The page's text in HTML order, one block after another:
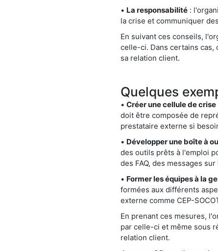
• La responsabilité:
la crise et communiquer
En suivant ces conseils,
celle-ci. Dans certains
sa relation client.
Quelques
• Créer une cellule de crise
doit être composée de
prestataire externe si
• Développer une boîte à
des outils prêts à l'emploi
des FAQ, des messages
• Former les équipes à la
formées aux différents
externe comme CEP-
En prenant ces mesures,
par celle-ci et même sous
relation client.